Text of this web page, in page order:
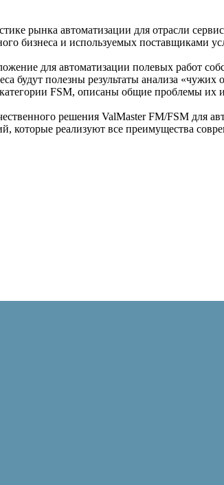
рынка автоматизации для отрасли
бизнеса и используемых поставщиками
для автоматизации полевых работ
будут полезны результаты анализа
FSM, описаны общие проблемы их
решения ValMaster FM/FSM для
которые реализуют все преимущества